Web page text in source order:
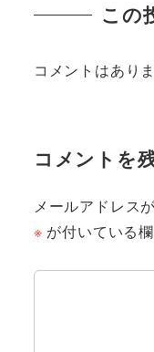
この
コメントはありま
コメントを
メールアドレス
※ が付いている